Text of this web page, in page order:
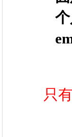
个
只